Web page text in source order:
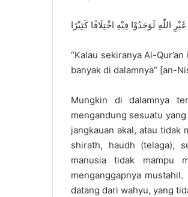
اللّٰهِ لَوَجَدُوْا فِيْهِ اخْتِلَافًا كَثِيْرًا
“Kalau sekiranya Al-
banyak di dalamnya” [an-
Mungkin di dalamnya
mengandung sesuatu
jangkauan akal, atau tidak
shirath, haudh (telaga),
manusia tidak mampu
menganggapnya
datang dari wahyu, yang